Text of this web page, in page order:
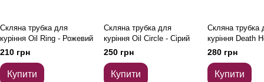
Скляна трубка для
куріння Oil Ring - Рожевий
210 грн
Купити
Скляна трубка для
куріння Oil Circle - Сірий
250 грн
Купити
Скляна трубка
куріння Death
280 грн
Купити